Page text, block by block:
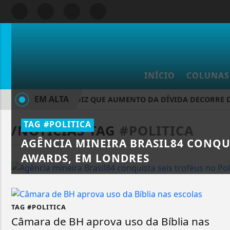
INÍCIO COLUNAS
DURIGAN DIZ QUE AUMENTO DA DÍVIDA DECORRE
EM ALTA
/NOTÍCIASTAG #POLITICA
TAG #POLITICA
AGÊNCIA MINEIRA BRASIL84
AWARDS, EM LONDRES
TAG #POLITICA
Câmara de BH aprova uso da Bíblia nas